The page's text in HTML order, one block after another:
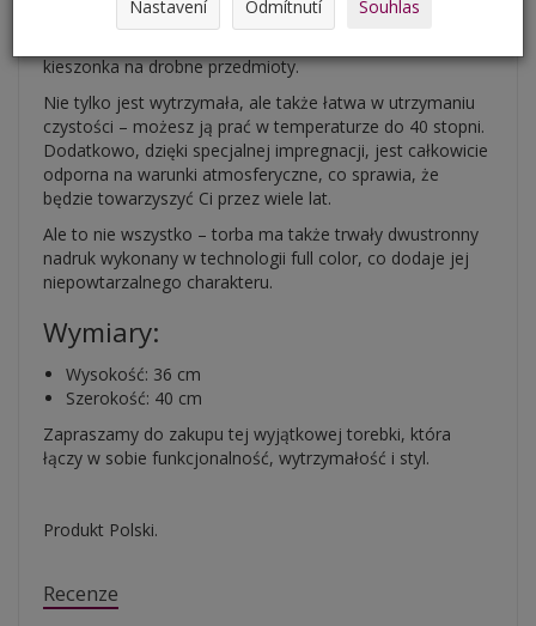
bezproblemowe pomieszczenie formatu A4, a wewnątrz
kieszonka na drobne przedmioty.
Nie tylko jest wytrzymała, ale także łatwa w utrzymaniu
czystości – możesz ją prać w temperaturze do 40 stopni.
Dodatkowo, dzięki specjalnej impregnacji, jest całkowicie
odporna na warunki atmosferyczne, co sprawia, że
będzie towarzyszyć Ci przez wiele lat.
Ale to nie wszystko – torba ma także trwały dwustronny
nadruk wykonany w technologii full color, co dodaje jej
niepowtarzalnego charakteru.
Wymiary:
Wysokość: 36 cm
Szerokość: 40 cm
Zapraszamy do zakupu tej wyjątkowej torebki, która
łączy w sobie funkcjonalność, wytrzymałość i styl.
Produkt Polski.
Recenze
Nastavení Odmítnutí Souhlas